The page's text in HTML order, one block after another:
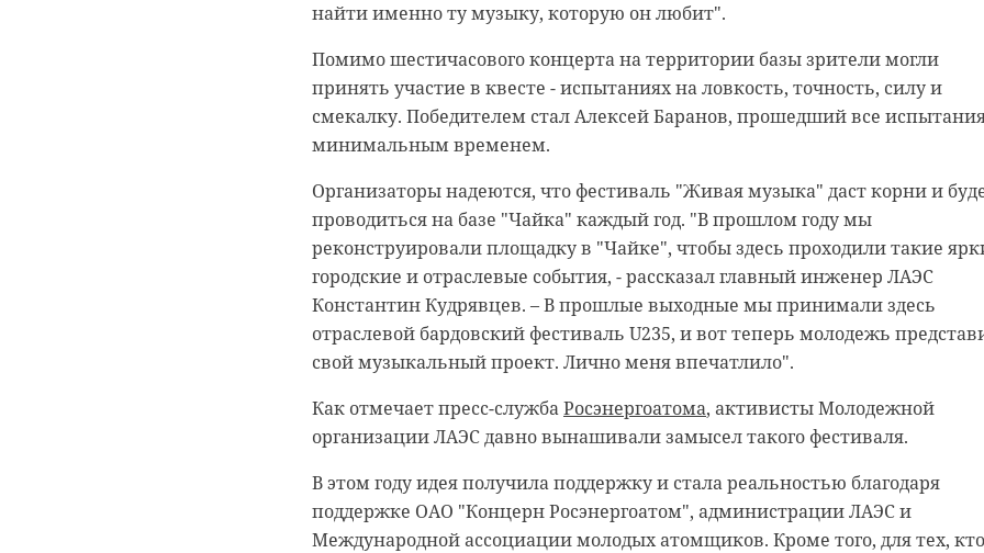
найти именно ту музыку, которую он любит".
Помимо шестичасового концерта на территории базы зрители могли
принять участие в квесте - испытаниях на ловкость, точность, силу и
смекалку. Победителем стал Алексей Баранов, прошедший все
минимальным временем.
Организаторы надеются, что фестиваль "Живая музыка" даст корни и
проводиться на базе "Чайка" каждый год. "В прошлом году мы
реконструировали площадку в "Чайке", чтобы здесь проходили такие
городские и отраслевые события, - рассказал главный инженер ЛАЭС
Константин Кудрявцев. – В прошлые выходные мы принимали здесь
отраслевой бардовский фестиваль U235, и вот теперь молодежь
свой музыкальный проект. Лично меня впечатлило".
Как отмечает пресс-службаРосэнергоатома, активисты Молодежной
организации ЛАЭС давно вынашивали замысел такого фестиваля.
В этом году идея получила поддержку и стала реальностью благодаря
поддержке ОАО "Концерн Росэнергоатом", администрации ЛАЭС и
Международной ассоциации молодых атомщиков. Кроме того, для тех,
Подписывайтесь на нас в
Корреспондент Александр Сашнев и его оператор снимали сюжет про
подсчет уток для местного телеканала.
Они уже снимали последние кадры у водоема. И тут к ним подбежали
взволнованные местные мальчишки. Дети кричали, что рядом тонет
Бравый корреспондент, не раздумывая, кинулся на помощь. Снял одежду и
занырнул в ледяную воду (на улице тогда было -20). Собаку успешно
вытащили и согрели.
Сам журналист тоже не пострадал. У Александра есть опыт в моржевании.
белгородская область доброта спасение животных
РЕКОМЕНДУЕМ
Подписывайтесь на нас в
Сейчас расчищают рамы, снимают старый слой краски. Реставрируют
уникальные витражи в морском стиле. Впереди шпаклевка дома,
пенькой, антибиологическая и противопожарная обработка.
гатчинский район добровольцы реставрация
усадьба